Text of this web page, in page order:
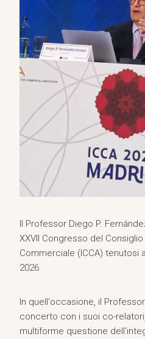
Il Professor Diego P.
XXVII Congresso del
Commerciale (ICCA) tenutosi
2026.
In quell'occasione, il
concerto con i suoi co-
multiforme questione